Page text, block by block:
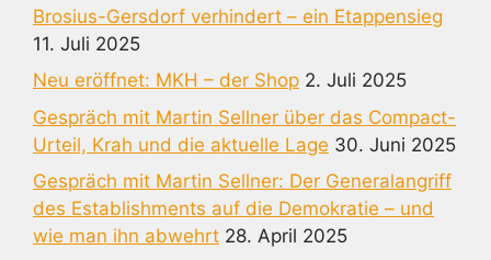
Brosius-Gersdorf verhindert – ein Etappensieg
11. Juli 2025
Neu eröffnet: MKH – der Shop 2. Juli 2025
Gespräch mit Martin Sellner über das Compact-
Urteil, Krah und die aktuelle Lage 30. Juni 2025
Gespräch mit Martin Sellner: Der Generalangriff
des Establishments auf die Demokratie – und
wie man ihn abwehrt 28. April 2025